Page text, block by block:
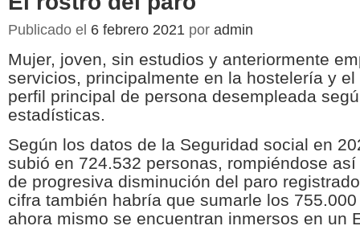
Publicado el 6 febrero 2021 por admin
Mujer, joven, sin estudios y anteriormente
servicios, principalmente en la hostelería y
perfil principal de persona desempleada
estadísticas.
Según los datos de la Seguridad social en
subió en 724.532 personas, rompiéndose
de progresiva disminución del paro
cifra también habría que sumarle los
ahora mismo se encuentran inmersos en un